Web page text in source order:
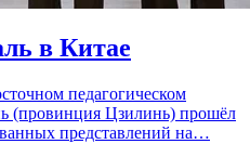
в Китае
педагогическом
(провинция Цзилинь) прошёл
представлений на…